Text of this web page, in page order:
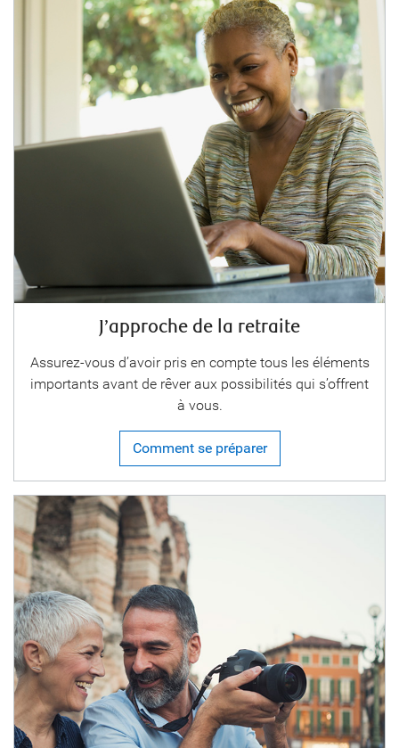
J’approche de la retraite
Assurez-vous d’avoir pris en compte tous les éléments
importants avant de rêver aux possibilités qui s’offrent
à vous.
Comment se préparer